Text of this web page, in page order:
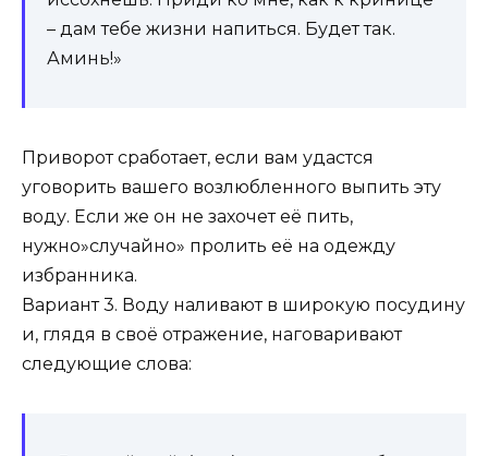
– дам тебе жизни напиться. Будет так.
Аминь!»
Приворот сработает, если вам удастся
уговорить вашего возлюбленного выпить эту
воду. Если же он не захочет её пить,
нужно»случайно» пролить её на одежду
избранника.
Вариант 3. Воду наливают в широкую посудину
и, глядя в своё отражение, наговаривают
следующие слова: